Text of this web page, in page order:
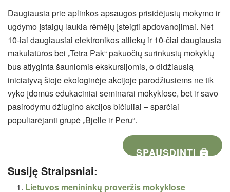
Daugiausia prie aplinkos apsaugos prisidėjusių mokymo ir
ugdymo įstaigų laukia rėmėjų įsteigti apdovanojimai. Net
10-iai daugiausiai elektronikos atliekų ir 10-čiai daugiausia
makulatūros bei „Tetra Pak“ pakuočių surinkusių mokyklų
bus atlyginta šauniomis ekskursijomis, o didžiausią
iniciatyvą šioje ekologinėje akcijoje parodžiusiems ne tik
vyko įdomūs edukaciniai seminarai mokyklose, bet ir savo
pasirodymu džiugino akcijos bičiuliai – sparčiai
populiarėjanti grupė „Bjelle ir Peru“.
SPAUSDINTI 🖨
Susiję Straipsniai:
Lietuvos menininkų proveržis mokyklose